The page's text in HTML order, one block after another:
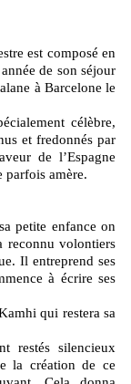
de son séjour
à Barcelone le
célèbre,
et fredonnés par
de l’Espagne
parfois amère.
petite enfance on
reconnu volontiers
Il entreprend ses
à écrire ses
qui restera sa
restés silencieux
la création de ce